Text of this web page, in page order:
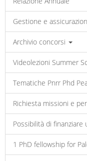
Gestione e
Archivio concorsi
Videolezioni Summer
Tematiche Pnrr Phd
Richiesta missioni e
Possibilità di
1 PhD fellowship for